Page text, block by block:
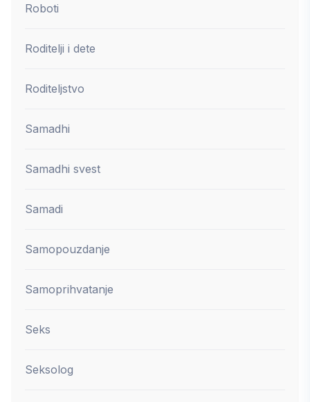
Roboti
Roditelji i dete
Roditeljstvo
Samadhi
Samadhi svest
Samadi
Samopouzdanje
Samoprihvatanje
Seks
Seksolog